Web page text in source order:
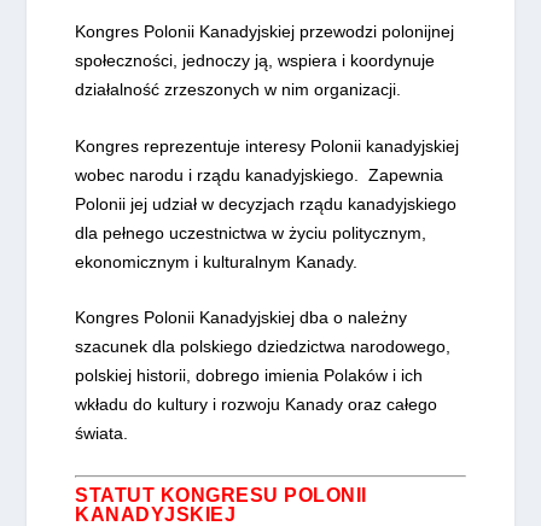
Kongres Polonii Kanadyjskiej przewodzi polonijnej
społeczności, jednoczy ją, wspiera i koordynuje
działalność zrzeszonych w nim organizacji.
Kongres reprezentuje interesy Polonii kanadyjskiej
wobec narodu i rządu kanadyjskiego. Zapewnia
Polonii jej udział w decyzjach rządu kanadyjskiego
dla pełnego uczestnictwa w życiu politycznym,
ekonomicznym i kulturalnym Kanady.
Kongres Polonii Kanadyjskiej dba o należny
szacunek dla polskiego dziedzictwa narodowego,
polskiej historii, dobrego imienia Polaków i ich
wkładu do kultury i rozwoju Kanady oraz całego
świata.
STATUT KONGRESU POLONII
KANADYJSKIEJ